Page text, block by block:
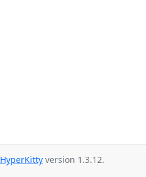
HyperKitty version 1.3.12.